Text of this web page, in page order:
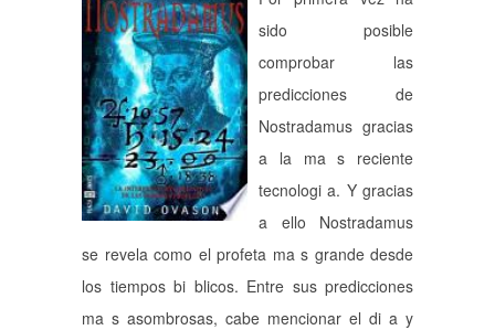
sido posible
comprobar las
predicciones de
Nostradamus gracias
a la ma s reciente
tecnologi a. Y gracias
a ello Nostradamus
se revela como el profeta ma s grande desde
los tiempos bi blicos. Entre sus predicciones
ma s asombrosas, cabe mencionar el di a y